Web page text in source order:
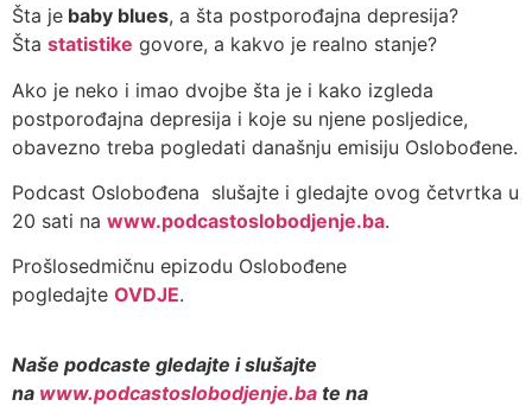
Šta je baby blues, a šta postporođajna depresija?
Šta statistike govore, a kakvo je realno stanje?
Ako je neko i imao dvojbe šta je i kako izgleda
postporođajna depresija i koje su njene posljedice,
obavezno treba pogledati današnju emisiju Oslobođene.
Podcast Oslobođena slušajte i gledajte ovog četvrtka u
20 sati na www.podcastoslobodjenje.ba.
Prošlosedmičnu epizodu Oslobođene
pogledajte OVDJE.
Naše podcaste gledajte i slušajte
na www.podcastoslobodjenje.ba te na